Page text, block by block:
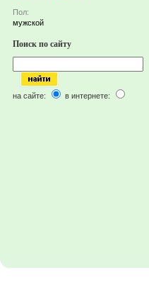
Пол:
мужской
Поиск по сайту
на сайте: в интернете: